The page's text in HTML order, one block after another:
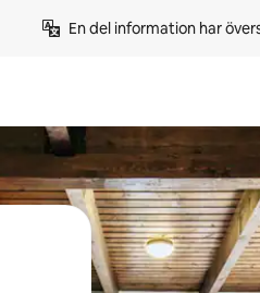
En del information har